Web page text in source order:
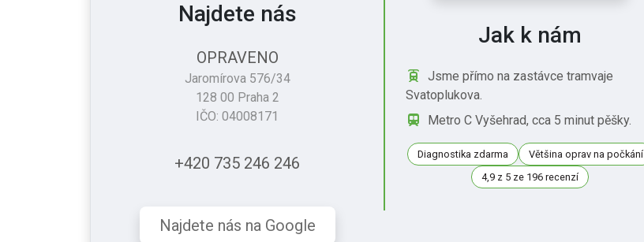
Najdete nás
OPRAVENO
Jaromírova 576/34
128 00 Praha 2
IČO: 04008171
+420 735 246 246
Najdete nás na Google
Jak k nám
Jsme přímo na zastávce tramvaje
Svatoplukova.
Metro C Vyšehrad, cca 5 minut pěšky.
Diagnostika zdarma
Většina oprav na počkání
4,9 z 5 ze 196 recenzí